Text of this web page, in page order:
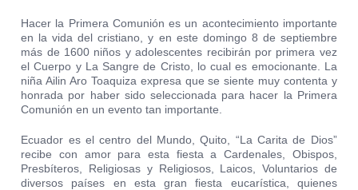
Hacer la Primera Comunión es un acontecimiento importante
en la vida del cristiano, y en este domingo 8 de septiembre
más de 1600 niños y adolescentes recibirán por primera vez
el Cuerpo y La Sangre de Cristo, lo cual es emocionante. La
niña Ailin Aro Toaquiza expresa que se siente muy contenta y
honrada por haber sido seleccionada para hacer la Primera
Comunión en un evento tan importante.
Ecuador es el centro del Mundo, Quito, “La Carita de Dios”
recibe con amor para esta fiesta a Cardenales, Obispos,
Presbíteros, Religiosas y Religiosos, Laicos, Voluntarios de
diversos países en esta gran fiesta eucarística, quienes